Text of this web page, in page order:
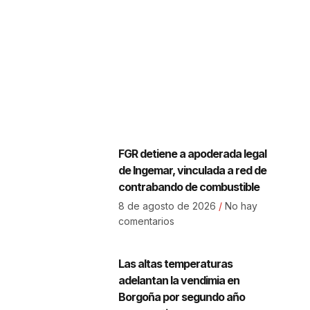
FGR detiene a apoderada legal
de Ingemar, vinculada a red de
contrabando de combustible
8 de agosto de 2026 No hay
comentarios
Las altas temperaturas
adelantan la vendimia en
Borgoña por segundo año